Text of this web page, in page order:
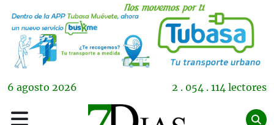
6 agosto 2026 2 . 054 . 114 lectores